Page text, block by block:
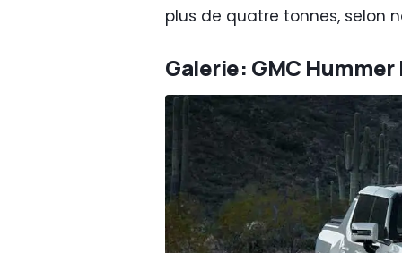
plus de quatre tonnes, selon
Galerie: GMC Hummer